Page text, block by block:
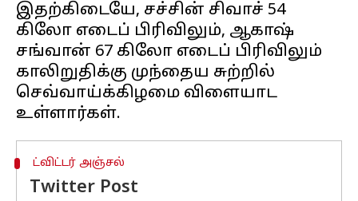
இதற்கிடையே, சச்சின் சிவாச் 54
கிலோ எடைப் பிரிவிலும், ஆகாஷ்
சங்வான் 67 கிலோ எடைப் பிரிவிலும்
காலிறுதிக்கு முந்தைய சுற்றில்
செவ்வாய்க்கிழமை விளையாட
ட்விட்டர் அஞ்சல்
Twitter Post